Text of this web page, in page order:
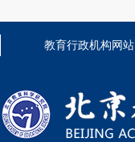
教育行政机构网站